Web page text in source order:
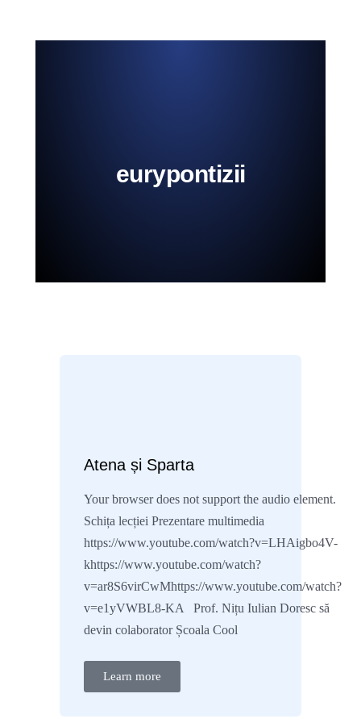
eurypontizii
Atena și Sparta
Your browser does not support the audio element.
Schița lecției Prezentare multimedia
https://www.youtube.com/watch?v=LHAigbo4V-
khttps://www.youtube.com/watch?
v=ar8S6virCwMhttps://www.youtube.com/watch?
v=e1yVWBL8-KA Prof. Nițu Iulian Doresc să
devin colaborator Școala Cool
Learn more